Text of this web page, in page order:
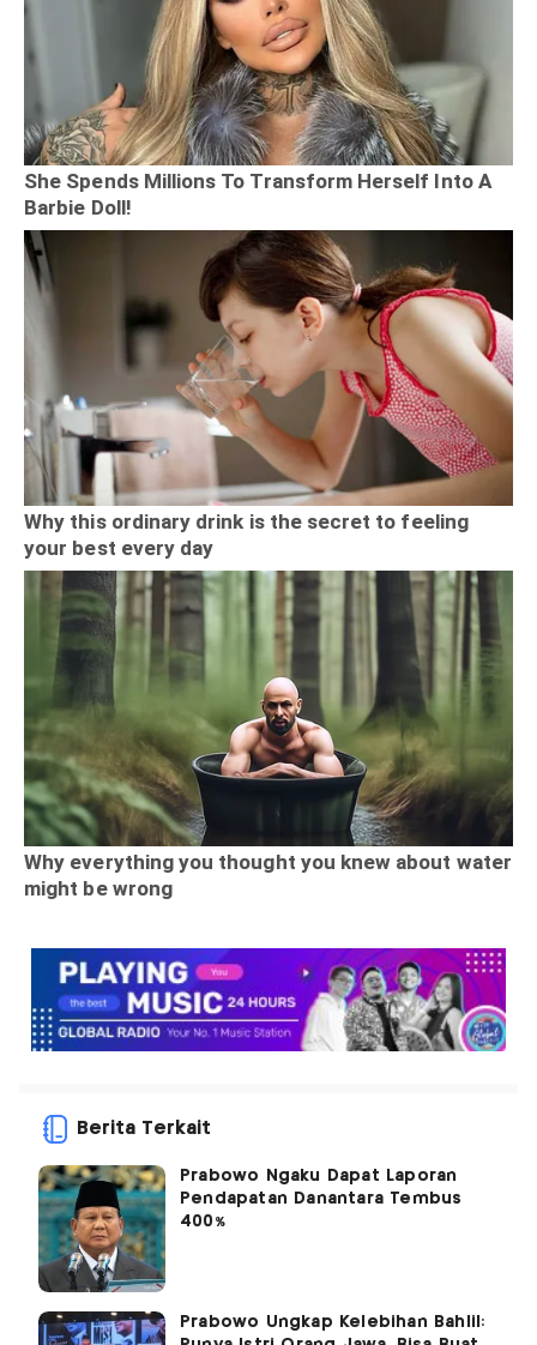
Berita Terkait
Prabowo Ngaku Dapat Laporan
Pendapatan Danantara Tembus
400%
Prabowo Ungkap Kelebihan Bahlil: